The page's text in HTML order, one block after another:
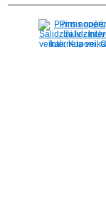
Pirms
Salidzini.lv -
veikali, Kuponi,